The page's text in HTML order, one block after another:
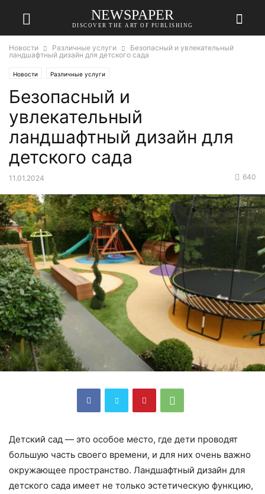
NEWSPAPER
DISCOVER THE ART OF PUBLISHING
Новости Различные услуги
Безопасный и увлекательный
ландшафтный дизайн для детского сада
Новости Различные услуги
Безопасный и
увлекательный
ландшафтный дизайн для
детского сада
11.01.2024 640
Детский сад — это особое место, где дети проводят
большую часть своего времени, и для них очень важно
окружающее пространство. Ландшафтный дизайн для
детского сада имеет не только эстетическую функцию,